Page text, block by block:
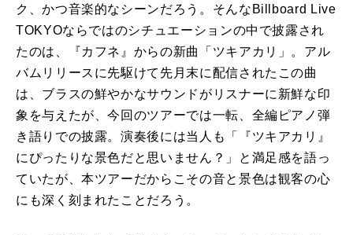
ク、かつ音楽的なシーンだろう。そんな Billboard Live
TOKYOならではのシチュエーションの中で披露され
たのは、『カフネ』からの新曲「ツキアカリ」。アル
バムリリースに先駆けて先月末に配信されたこの曲
は、ブラスの鮮やかなサウンドがリスナーに新鮮な印
象を与えたが、今回のツアーでは一転、全編ピアノ弾
き語りでの披露。演奏後には当人も「『ツキアカリ』
にぴったりな景色だと思いません？」と満足感を語っ
ていたが、本ツアーだからこその音と景色は観客の心
にも深く刻まれたことだろう。